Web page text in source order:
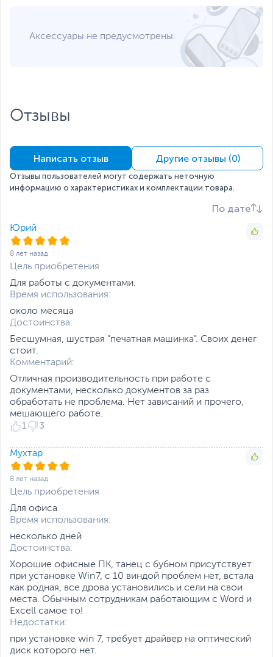
оперативной памяти
до 32 ГБ, 2 слота
накопителя
Видеокарта
Встроенный
видеоадаптер
Intel UHD Graphics 610
Сетевые подключения и разъемы
Разъемы на передней
панели
2 х USB, Mic-in, Line-out
Разъемы на задней
панели
Функции и особенности
Оптическое
устройство
Слоты расширения
1 x PCI Express X1, 1 x PCI
Express X16
Отсеки для накопителей
Мощность блока
питания
Дополнительные
аксессуары
Цвет, используемый в
Внимание
могут отличаться,
уточняйте при заказе
Дополнительно
Внешний вид корпуса
действительна с 1
Аксессуары не предусмотрены.
Отзывы
Написать отзыв Другие отзывы (0)
Отзывы пользователей могут содержать неточную
информацию о характеристиках и комплектации товара.
По дате
Юрий
8 лет назад
Цель приобретения
Для работы с документами.
Время использования:
около месяца
Достоинства:
Бесшумная, шустрая "печатная машинка". Своих денег
стоит.
Комментарий:
Отличная производительность при работе с
документами, несколько документов за раз
обработать не проблема. Нет зависаний и прочего,
мешающего работе.
1
3
Мухтар
8 лет назад
Цель приобретения
Для офиса
Время использования:
несколько дней
Достоинства:
Хорошие офисные ПК, танец с бубном присутствует
при установке Win7, с 10 виндой проблем нет, встала
как родная, все дрова установились и сели на свои
места. Обычным сотрудникам работающим с Word и
Excell самое то!
Недостатки:
при установке win 7, требует драйвер на оптический
диск которого нет.